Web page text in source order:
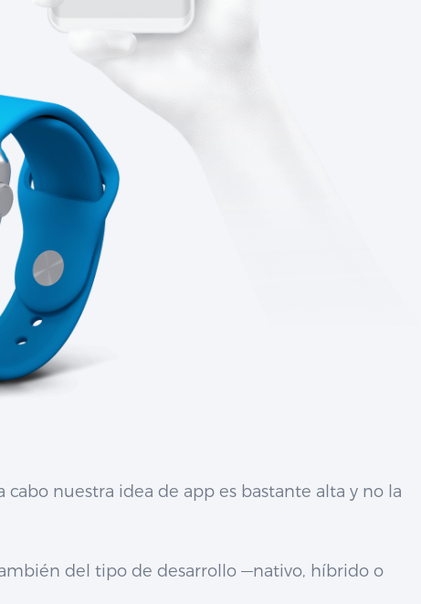
nuestra idea de app es bastante alta y no la
del tipo de desarrollo —nativo, híbrido o